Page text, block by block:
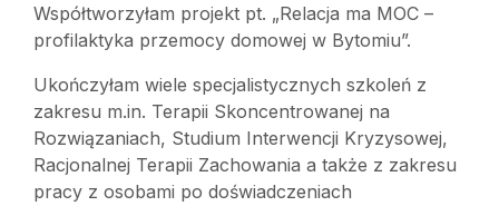
Współtworzyłam projekt pt. „Relacja ma MOC –
profilaktyka przemocy domowej w Bytomiu”.
Ukończyłam wiele specjalistycznych szkoleń z
zakresu m.in. Terapii Skoncentrowanej na
Rozwiązaniach, Studium Interwencji Kryzysowej,
Racjonalnej Terapii Zachowania a także z zakresu
pracy z osobami po doświadczeniach